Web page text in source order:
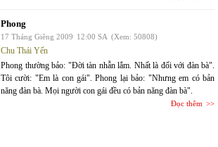
Phong
17 Tháng Giêng 2009 12:00 SA (Xem: 50808)
Chu Thái Yến
Phong thường bảo: "Đời tàn nhẫn lắm. Nhất là đối với đàn bà".
Tôi cười: "Em là con gái". Phong lại bảo: "Nhưng em có bản
năng đàn bà. Mọi người con gái đều có bản năng đàn bà".
Đọc thêm